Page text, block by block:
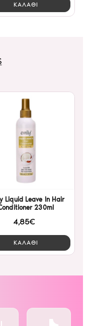
ΚΑΛΑΘΙ
Liquid Leave In Hair
230ml
4,85€
ΚΑΛΑΘΙ